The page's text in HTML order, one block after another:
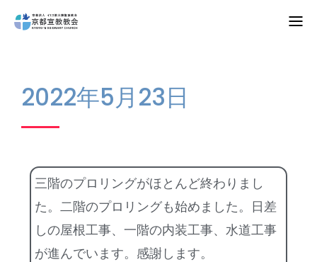
教会案内
礼拝・集会
牧師コラム
聖殿建築
NPO法人HOPE300
2022年5月23日
三階のプロリングがほとんど終わりまし
た。二階のプロリングも始めました。日差
しの屋根工事、一階の内装工事、水道工事
が進んでいます。感謝します。